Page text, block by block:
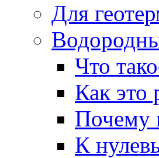
Для
Что
Как это
Почему
К